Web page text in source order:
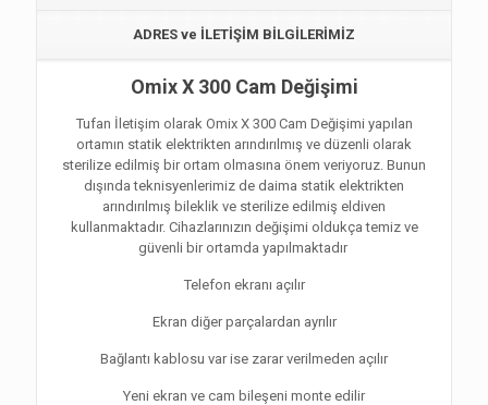
ADRES ve İLETİŞİM BİLGİLERİMİZ
Omix X 300 Cam Değişimi
Tufan İletişim olarak Omix X 300 Cam Değişimi yapılan
ortamın statik elektrikten arındırılmış ve düzenli olarak
sterilize edilmiş bir ortam olmasına önem veriyoruz. Bunun
dışında teknisyenlerimiz de daima statik elektrikten
arındırılmış bileklik ve sterilize edilmiş eldiven
kullanmaktadır. Cihazlarınızın değişimi oldukça temiz ve
güvenli bir ortamda yapılmaktadır
Telefon ekranı açılır
Ekran diğer parçalardan ayrılır
Bağlantı kablosu var ise zarar verilmeden açılır
Yeni ekran ve cam bileşeni monte edilir